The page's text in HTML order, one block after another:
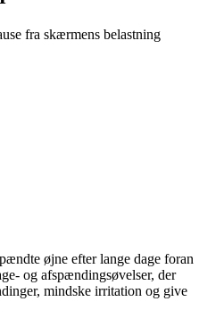
fra skærmens belastning
øjne efter lange dage foran
og afspændingsøvelser, der
mindske irritation og give